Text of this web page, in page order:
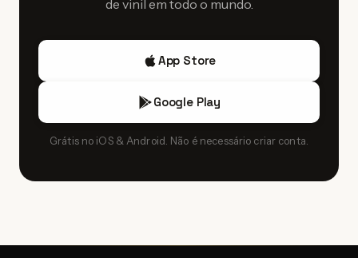
de matriz.
de vinil em todo o mundo.
App Store
Google Play
Grátis no iOS & Android. Não é necessário criar conta.